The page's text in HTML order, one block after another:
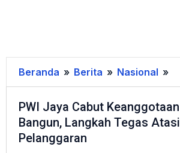
Beranda » Berita » Nasional »
PWI Jaya Cabut
Bangun, Langkah Tegas Atasi
Pelanggaran